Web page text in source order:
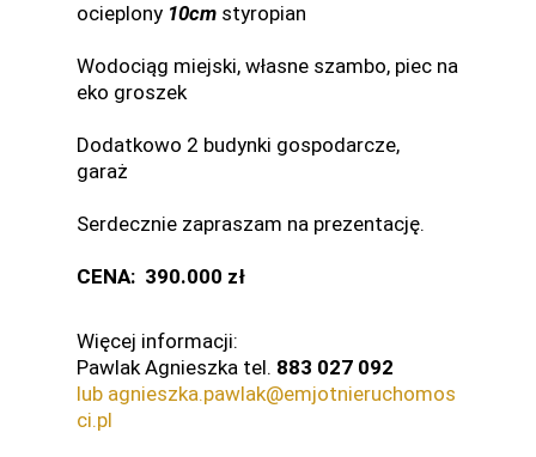
ocieplony 10cm styropian
Wodociąg miejski, własne szambo, piec na
eko groszek
Dodatkowo 2 budynki gospodarcze,
garaż
Serdecznie zapraszam na prezentację.
CENA: 390.000 zł
Więcej informacji:
Pawlak Agnieszka tel. 883 027 092
lub agnieszka.pawlak@emjotnieruchomos
ci.pl